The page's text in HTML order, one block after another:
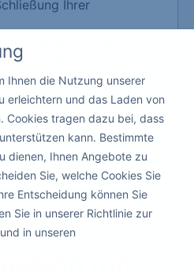
Ihrer
verlassen muss, kann
mit giftfreien flüssigen
werden.
Ihnen die Nutzung unserer
erleichtern und das Laden von
Cookies tragen dazu bei, dass
kann. Bestimmte
dienen, Ihnen Angebote zu
Sie, welche Cookies Sie
Entscheidung können Sie
Sie in unserer Richtlinie zur
in unseren